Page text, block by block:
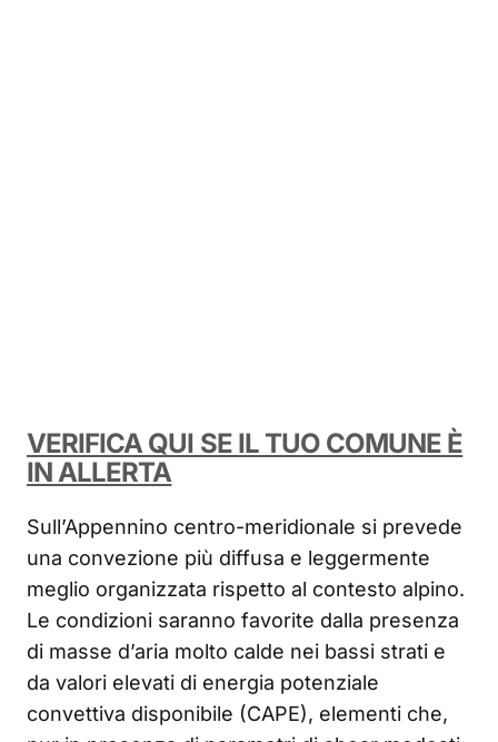
VERIFICA QUI SE IL TUO COMUNE È
IN ALLERTA
Sull’Appennino centro-meridionale si prevede
una convezione più diffusa e leggermente
meglio organizzata rispetto al contesto alpino.
Le condizioni saranno favorite dalla presenza
di masse d’aria molto calde nei bassi strati e
da valori elevati di energia potenziale
convettiva disponibile (CAPE), elementi che,